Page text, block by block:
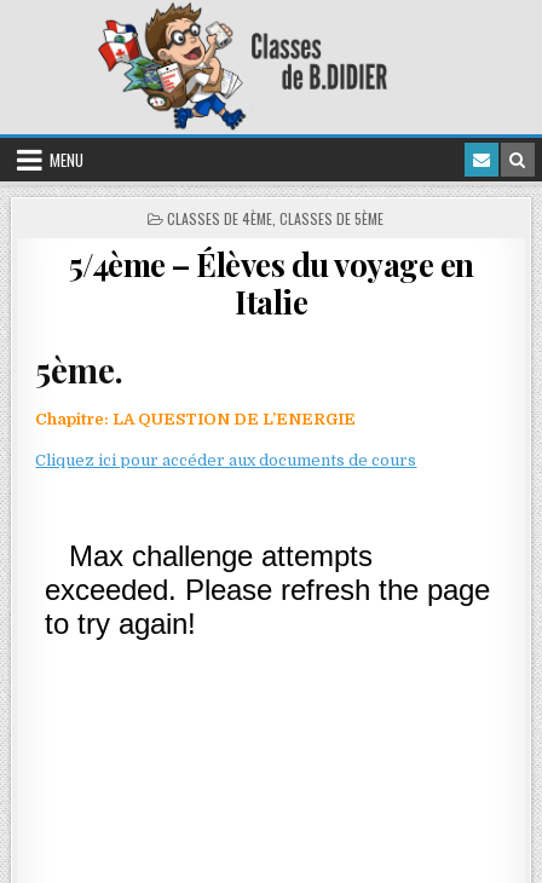
MENU
CLASSES DE 4ÈME, CLASSES DE 5ÈME
5/4ème – Élèves du voyage en
Italie
5ème.
Chapitre: LA QUESTION DE L’ENERGIE
Cliquez ici pour accéder aux documents de cours